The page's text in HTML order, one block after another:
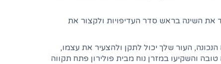
את השינה בראש סדר העדיפויות ולקצור את
העור שלך יכול לתקן ולהצעיר את עצמו,
והשקיעו במזרן נוח מבית פולירון פתח תקווה